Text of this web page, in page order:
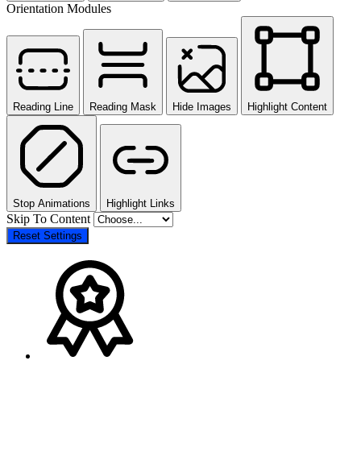
Orientation Modules
Reading Line Reading Mask Hide Images Highlight Content
Stop Animations Highlight Links
Skip To Content
Reset Settings